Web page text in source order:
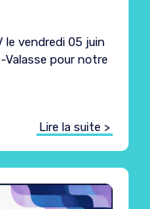
le vendredi 05 juin
Valasse pour notre
Lire la suite >